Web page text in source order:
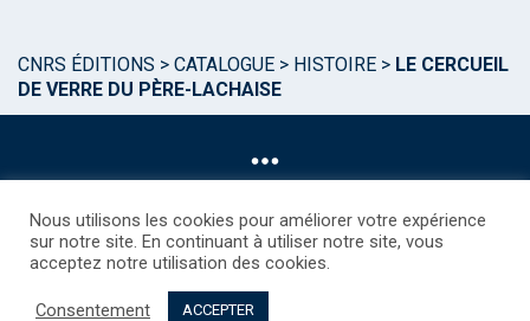
CNRS ÉDITIONS > CATALOGUE > HISTOIRE > LE CERCUEIL
DE VERRE DU PÈRE-LACHAISE
©CNRS EDITIONS 2025
Droits étrangers / Foreign rights
Nous utilisons les cookies pour améliorer votre expérience
sur notre site. En continuant à utiliser notre site, vous
acceptez notre utilisation des cookies.
Consentement ACCEPTER